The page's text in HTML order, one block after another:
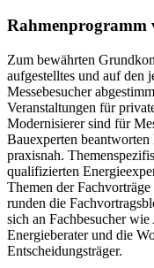
Zum bewährten
aufgestelltes und auf den
Messebesucher
Veranstaltungen für
Modernisierer sind für
Bauexperten
praxisnah.
qualifizierten
Themen der
runden die
sich an Fachbesucher
Energieberater und die
Entscheidungsträger.